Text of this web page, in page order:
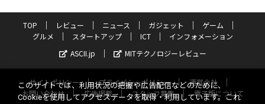
TOP レビュー ニュース ガジェット
ゲーム
グルメ
スタートアップ ICT
インフォメーション
ASCII.jp
MITテクノロジーレビュー
サイトポリシー プライバシーポリシー
運営会社
お問い合わせ
広告掲載 スタッフ募集
電子版について
このサイトでは、利用状況の把握や広告配信などのために、
Cookieを使用してアクセスデータを取得・利用しています。これ